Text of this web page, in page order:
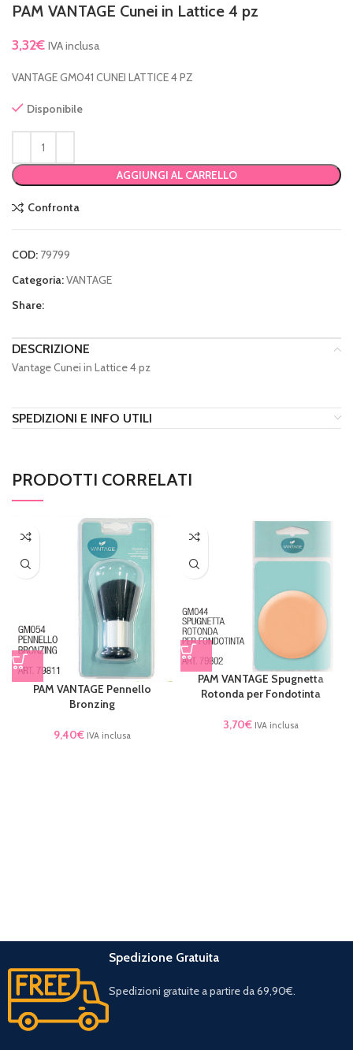
PAM VANTAGE Cunei in Lattice 4 pz
3,32€ IVA inclusa
VANTAGE GM041 CUNEI LATTICE 4 PZ
Disponibile
AGGIUNGI AL CARRELLO
Confronta
COD: 79799
Categoria:VANTAGE
Share:
DESCRIZIONE
Vantage Cunei in Lattice 4 pz
SPEDIZIONI E INFO UTILI
PRODOTTI CORRELATI
PAM VANTAGE Pennello
Bronzing
9,40€ IVA inclusa
PAM VANTAGE Spugnetta
Rotonda per Fondotinta
3,70€ IVA inclusa
Spedizione Gratuita
Spedizioni gratuite a partire da 69,90€.